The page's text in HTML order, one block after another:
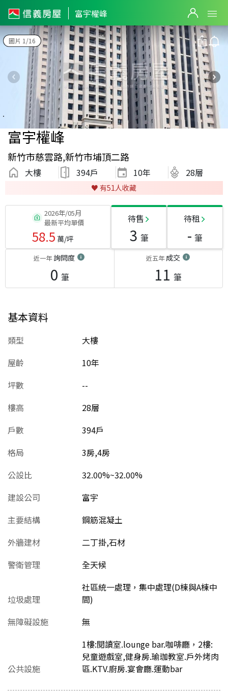
富宇權峰
圖片 1/16
富宇權峰
新竹市慈雲路,新竹市埔頂二路
大樓 394戶 10年 28層
♥️ 有51 人收藏
2026年/05月
最新平均單價
58.5 萬/坪
待售
3 筆
待租
- 筆
近一年詢問度
0 筆
近五年成交
11 筆
基本資料
類型
大樓
屋齡
10年
坪數
--
樓高
28層
戶數
394戶
格局
3房,4房
公設比
32.00%~32.00%
建設公司
富宇
主要結構
鋼筋混凝土
外牆建材
二丁掛,石材
警衛管理
全天候
垃圾處理
社區統一處理，集中處理(D棟與A棟中
間)
無障礙設施
無
公共設施
1樓:閱讀室.lounge bar.咖啡廳，2樓:
兒童遊戲室,健身房.瑜珈教室.戶外烤肉
區.KTV.廚房.宴會廳.運動bar